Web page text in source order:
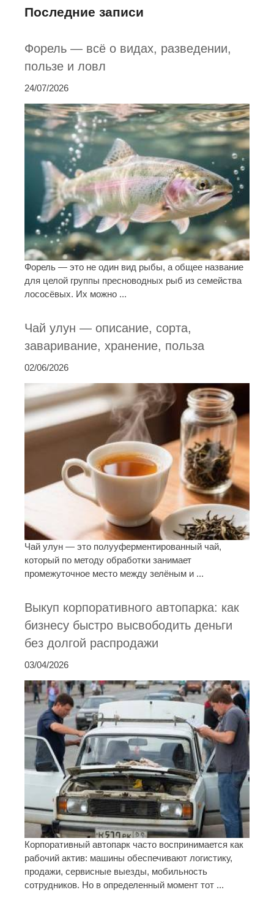
Последние записи
Форель — всё о видах, разведении,
пользе и ловл
24/07/2026
Форель — это не один вид рыбы, а общее название
для целой группы пресноводных рыб из семейства
лососёвых. Их можно ...
Чай улун — описание, сорта,
заваривание, хранение, польза
02/06/2026
Чай улун — это полууферментированный чай,
который по методу обработки занимает
промежуточное место между зелёным и ...
Выкуп корпоративного автопарка: как
бизнесу быстро высвободить деньги
без долгой распродажи
03/04/2026
Корпоративный автопарк часто воспринимается как
рабочий актив: машины обеспечивают логистику,
продажи, сервисные выезды, мобильность
сотрудников. Но в определенный момент тот ...